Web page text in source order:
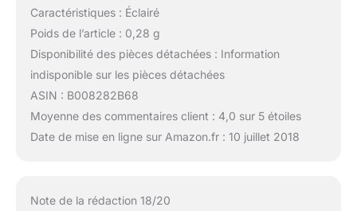
Caractéristiques : Éclairé
Poids de l’article : 0,28 g
Disponibilité des pièces détachées : Information
indisponible sur les pièces détachées
ASIN : B008282B68
Moyenne des commentaires client : 4,0 sur 5 étoiles
Date de mise en ligne sur Amazon.fr : 10 juillet 2018
Note de la rédaction 18/20